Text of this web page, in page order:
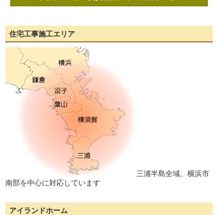
住宅工事施工エリア
三浦半島全域、横浜市
南部を中心に対応しています
アイランドホーム